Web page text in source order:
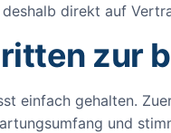
direkt auf
zur
einfach gehalten.
und